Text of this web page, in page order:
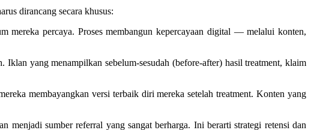
dirancang secara khusus:
mereka percaya. Proses membangun kepercayaan digital — melalui konten,
yang menampilkan sebelum-sesudah (before-after) hasil treatment, klaim
membayangkan versi terbaik diri mereka setelah treatment. Konten yang
menjadi sumber referral yang sangat berharga. Ini berarti strategi retensi dan